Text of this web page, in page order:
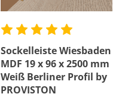
Sockelleiste Wiesbaden
MDF 19 x 96 x 2500 mm
Weiß Berliner Profil by
PROVISTON